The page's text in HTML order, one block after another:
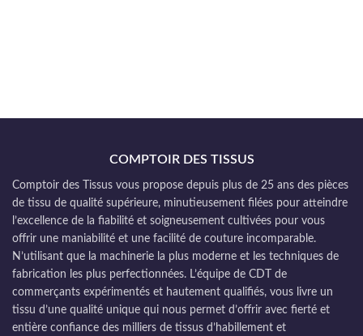
COMPTOIR DES TISSUS
Comptoir des Tissus vous propose depuis plus de 25 ans des pièces
de tissu de qualité supérieure, minutieusement filées pour atteindre
l’excellence de la fiabilité et soigneusement cultivées pour vous
offrir une maniabilité et une facilité de couture incomparable.
N’utilisant que la machinerie la plus moderne et les techniques de
fabrication les plus perfectionnées. L’équipe de CDT de
commerçants expérimentés et hautement qualifiés, vous livre un
tissu d’une qualité unique qui nous permet d’offrir avec fierté et
entière confiance des milliers de tissus d’habillement et